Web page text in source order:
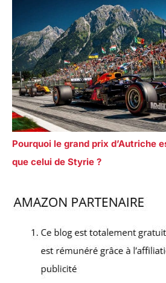
Pourquoi le grand prix d’Autriche
que celui de Styrie ?